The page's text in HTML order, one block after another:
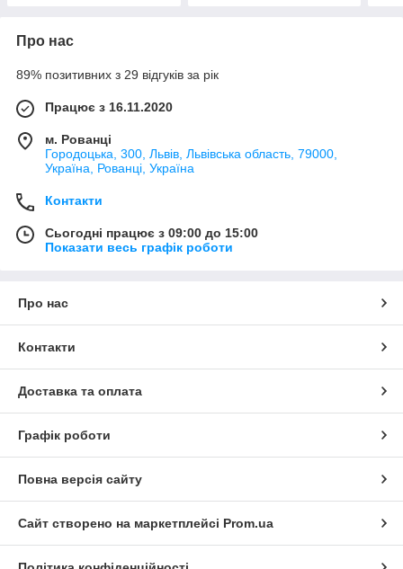
Про нас
89% позитивних з 29 відгуків за рік
Працює з 16.11.2020
м. Рованці
Городоцька, 300, Львів, Львівська область, 79000,
Україна, Рованці, Україна
Контакти
Сьогодні працює з 09:00 до 15:00
Показати весь графік роботи
Про нас
Контакти
Доставка та оплата
Графік роботи
Повна версія сайту
Сайт створено на маркетплейсі Prom.ua